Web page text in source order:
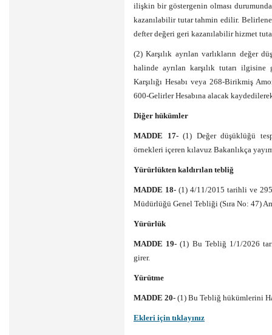
ilişkin bir göstergenin olması
kazanılabilir tutar tahmin edilir.
defter değeri geri kazanılabilir hizmet
(2) Karşılık ayrılan varlıkların değer
halinde ayrılan karşılık tutarı
Karşılığı Hesabı veya 268-Birikmiş
600-Gelirler Hesabına alacak
Diğer hükümler
MADDE 17-(1) Değer düşüklüğü
örnekleri içeren kılavuz Bakanlıkça
Yürürlükten kaldırılan tebliğ
MADDE 18- (1) 4/11/2015 tarihli ve
Müdürlüğü Genel Tebliği (Sıra No: 47)
Yürürlük
MADDE 19-(1) Bu Tebliğ 1/1/2026
girer.
Yürütme
MADDE 20- (1) Bu Tebliğ hükümlerini
Ekleri için tıklayınız